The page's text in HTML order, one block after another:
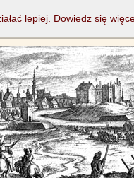
lepiej. Dowiedz się